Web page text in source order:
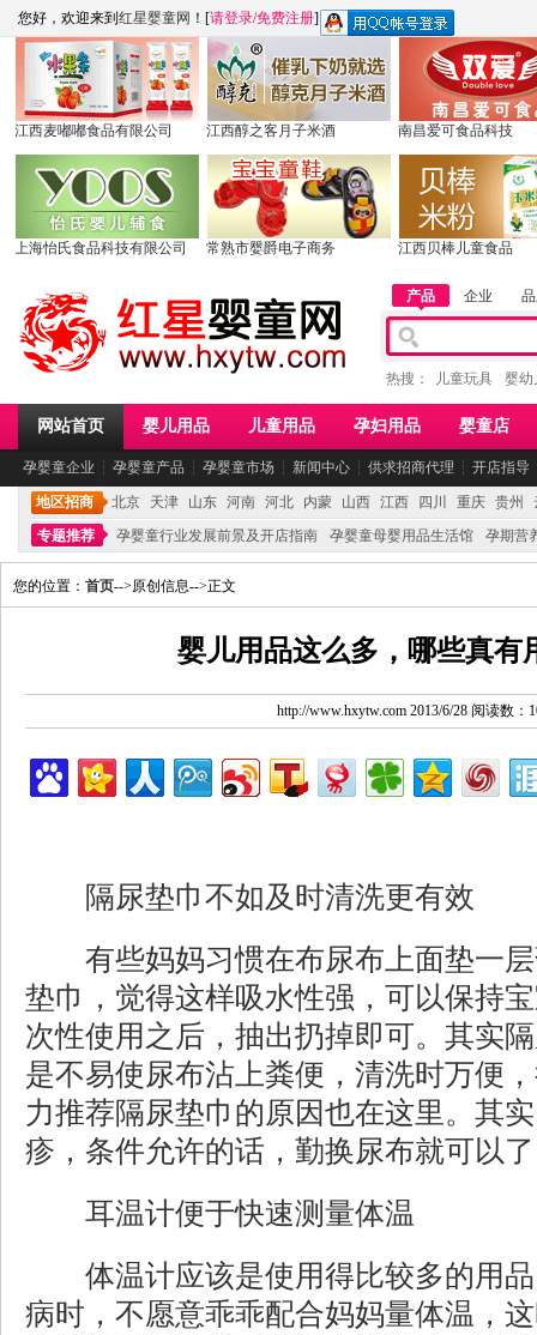
您好，欢迎来到 红星婴童网 ！[请登录/免费注册]
江西麦嘟嘟食品有限公司 江西醇之客月子米酒 南昌爱可食品科技
上海怡氏食品科技有限公司 常熟市婴爵电子商务 江西贝棒儿童食品
产品 企业
热搜： 儿童玩具 婴幼
网站首页 婴儿用品 儿童用品 孕妇用品 婴童店
孕婴童企业 ┆ 孕婴童产品 ┆ 孕婴童市场 ┆ 新闻中心 ┆ 供求招商代理 ┆ 开店指导
地区招商 北京 天津 山东 河南 河北 内蒙 山西 江西 四川 重庆 贵州
专题推荐
孕婴童行业发展前景及开店指南 孕婴童母婴用品生活馆 孕期营
您的位置： 首页-->原创信息-->正文
婴儿用品这么多，哪些真有
http://www.hxytw.com 2013/6/28 阅读数：
隔尿垫巾不如及时清洗更有效
有些妈妈习惯在布尿布上面垫一层
垫巾，觉得这样吸水性强，可以保持
次性使用之后，抽出扔掉即可。其实
是不易使尿布沾上粪便，清洗时万便
力推荐隔尿垫巾的原因也在这里。其
疹，条件允许的话，勤换尿布就可以
耳温计便于快速测量体温
体温计应该是使用得比较多的用品
病时，不愿意乖乖配合妈妈量体温，